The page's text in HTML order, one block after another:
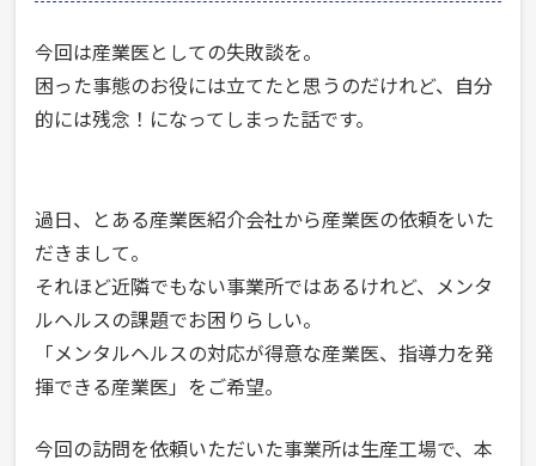
今回は産業医としての失敗談を。
困った事態のお役には立てたと思うのだけれど、自分
的には残念！になってしまった話です。
過日、とある産業医紹介会社から産業医の依頼をいた
だきまして。
それほど近隣でもない事業所ではあるけれど、メンタ
ルヘルスの課題でお困りらしい。
「メンタルヘルスの対応が得意な産業医、指導力を発
揮できる産業医」をご希望。
今回の訪問を依頼いただいた事業所は生産工場で、本